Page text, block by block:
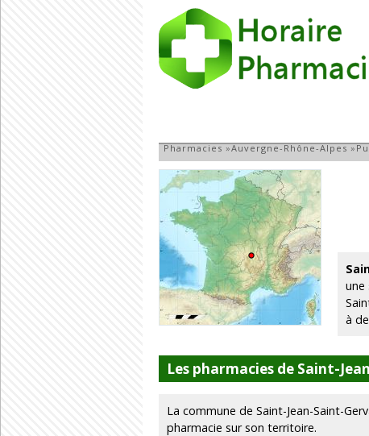
Pharmacie à
Pharmacies»Auvergne-Rhône-Alpes»
une
à
Les pharmacies de Saint-
La commune de Saint-Jean-Saint-
pharmacie sur son territoire.